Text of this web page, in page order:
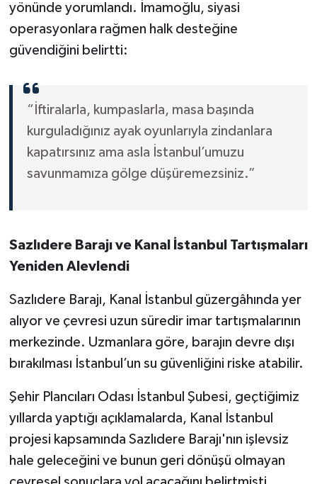
yönünde yorumlandı. İmamoğlu, siyasi
operasyonlara rağmen halk desteğine
güvendiğini belirtti:
“İftiralarla, kumpaslarla, masa başında
kurguladığınız ayak oyunlarıyla zindanlara
kapatırsınız ama asla İstanbul’umuzu
savunmamıza gölge düşüremezsiniz.”
Sazlıdere Barajı ve Kanal İstanbul Tartışmaları
Yeniden Alevlendi
Sazlıdere Barajı, Kanal İstanbul güzergâhında yer
alıyor ve çevresi uzun süredir imar tartışmalarının
merkezinde. Uzmanlara göre, barajın devre dışı
bırakılması İstanbul’un su güvenliğini riske atabilir.
Şehir Plancıları Odası İstanbul Şubesi, geçtiğimiz
yıllarda yaptığı açıklamalarda, Kanal İstanbul
projesi kapsamında Sazlıdere Barajı'nın işlevsiz
hale geleceğini ve bunun geri dönüşü olmayan